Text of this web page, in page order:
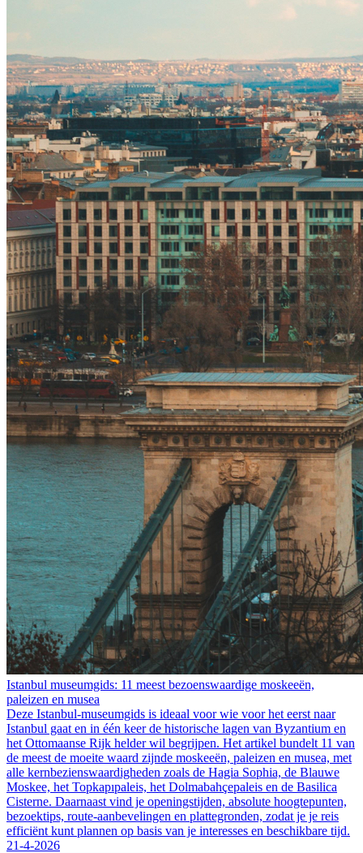
Istanbul museumgids: 11 meest bezoenswaardige moskeeën,
paleizen en musea
Deze Istanbul-museumgids is ideaal voor wie voor het eerst naar
Istanbul gaat en in één keer de historische lagen van Byzantium en
het Ottomaanse Rijk helder wil begrijpen. Het artikel bundelt 11 van
de meest de moeite waard zijnde moskeeën, paleizen en musea, met
alle kernbezienswaardigheden zoals de Hagia Sophia, de Blauwe
Moskee, het Topkapıpaleis, het Dolmabahçepaleis en de Basilica
Cisterne. Daarnaast vind je openingstijden, absolute hoogtepunten,
bezoektips, route-aanbevelingen en plattegronden, zodat je je reis
efficiënt kunt plannen op basis van je interesses en beschikbare tijd.
21-4-2026